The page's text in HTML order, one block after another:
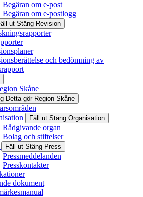
Begäran om e-post
Begäran om e-postlogg
ut Stäng Revision
och bedömning av
Skåne
Detta gör Region Skåne
Fäll ut Stäng Organisation
Rådgivande organ
Bolag och stiftelser
Fäll ut Stäng Press
Pressmeddelanden
Presskontakter
dokument